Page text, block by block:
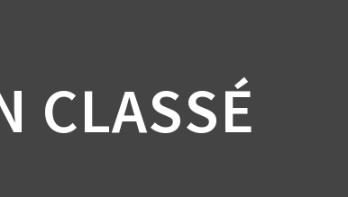
CLASSÉ